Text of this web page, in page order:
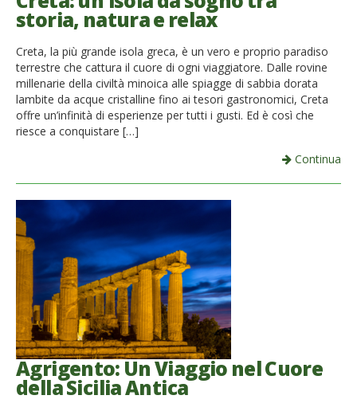
French
Italiano
storia, natura e relax
Creta, la più grande isola greca, è un vero e proprio paradiso
terrestre che cattura il cuore di ogni viaggiatore. Dalle rovine
millenarie della civiltà minoica alle spiagge di sabbia dorata
lambite da acque cristalline fino ai tesori gastronomici, Creta
offre un’infinità di esperienze per tutti i gusti. Ed è così che
riesce a conquistare […]
Continua
Agrigento: Un Viaggio nel Cuore
della Sicilia Antica